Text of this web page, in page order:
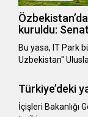
kuruldu:
Bu yasa, IT Park
Uzbekistan"
Türkiye’deki
​​​​​​​İçişleri Bakanlığı